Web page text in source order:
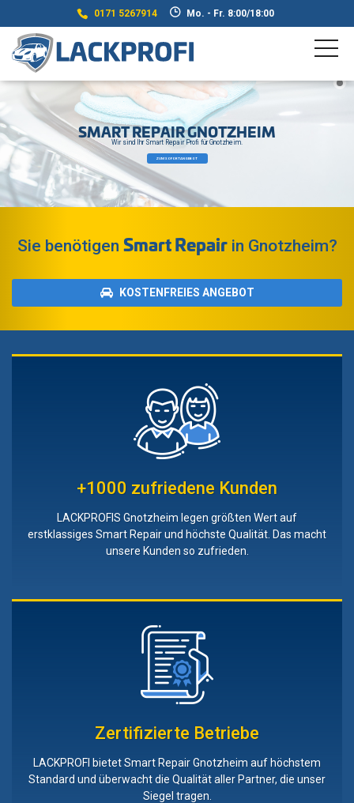
0171 5267914 Mo. - Fr. 8:00/18:00
SMART REPAIR GNOTZHEIM
Wir sind Ihr Smart Repair Profi für Gnotzheim.
ZUM SOFORTANGEBOT
Sie benötigen Smart Repairin Gnotzheim?
KOSTENFREIES ANGEBOT
+1000 zufriedene Kunden
LACKPROFIS Gnotzheim legen größten Wert auf
erstklassiges Smart Repair und höchste Qualität. Das macht
unsere Kunden so zufrieden.
Zertifizierte Betriebe
LACKPROFI bietet Smart Repair Gnotzheim auf höchstem
Standard und überwacht die Qualität aller Partner, die unser
Siegel tragen.